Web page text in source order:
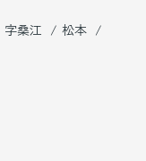
字桑江
松本